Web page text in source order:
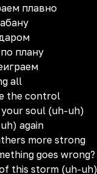
плавно
плану
all
the control
soul (uh-uh)
again
more strong
goes wrong?
this storm (uh-uh)